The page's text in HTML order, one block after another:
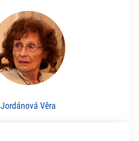
Jordánová Věra